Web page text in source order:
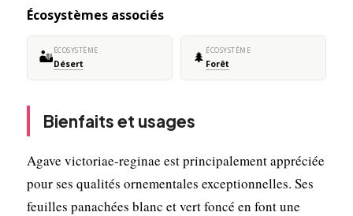
Écosystèmes associés
🏜️ÉCOSYSTÈME
Désert 🌲 ÉCOSYSTÈME
Forêt
Bienfaits et usages
Agave victoriae-reginae est principalement appréciée
pour ses qualités ornementales exceptionnelles. Ses
feuilles panachées blanc et vert foncé en font une